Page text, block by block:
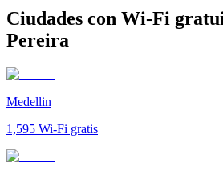
Ciudades con Wi-Fi
Pereira
Medellin
1,595 Wi-Fi gratis